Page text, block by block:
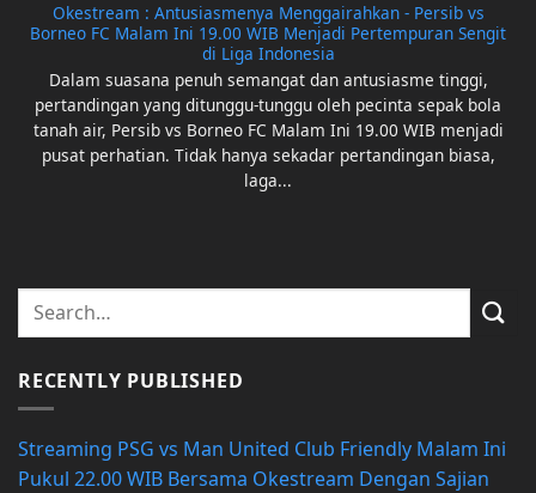
Okestream : Antusiasmenya Menggairahkan - Persib vs
Borneo FC Malam Ini 19.00 WIB Menjadi Pertempuran Sengit
di Liga Indonesia
Dalam suasana penuh semangat dan antusiasme tinggi,
pertandingan yang ditunggu-tunggu oleh pecinta sepak bola
tanah air, Persib vs Borneo FC Malam Ini 19.00 WIB menjadi
pusat perhatian. Tidak hanya sekadar pertandingan biasa,
laga...
RECENTLY PUBLISHED
Streaming PSG vs Man United Club Friendly Malam Ini
Pukul 22.00 WIB Bersama Okestream Dengan Sajian